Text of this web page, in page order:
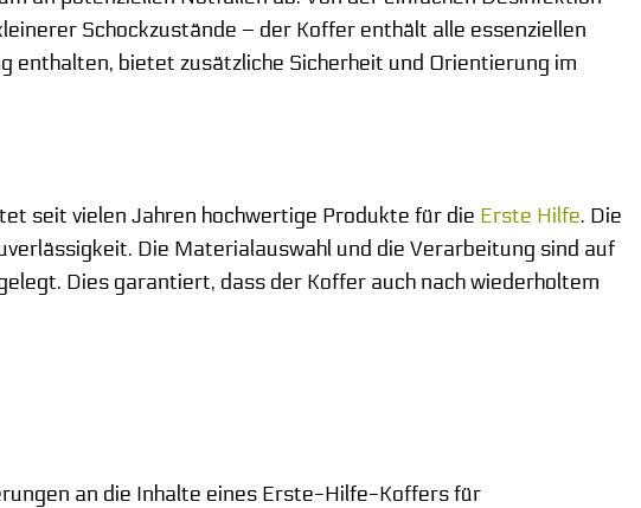
Schockzustände – der Koffer enthält alle essenziellen
bietet zusätzliche Sicherheit und Orientierung im
seit vielen Jahren hochwertige Produkte für die Erste Hilfe. Die
Die Materialauswahl und die Verarbeitung sind auf
Dies garantiert, dass der Koffer auch nach wiederholtem
an die Inhalte eines Erste-Hilfe-Koffers für